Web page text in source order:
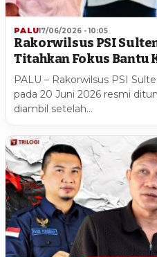
PALU17/06/2026 - 10:05
Rakorwilsus PSI
Titahkan Fokus Bantu
PALU – Rakorwilsus PSI
pada 20 Juni 2026 resmi
diambil setelah…